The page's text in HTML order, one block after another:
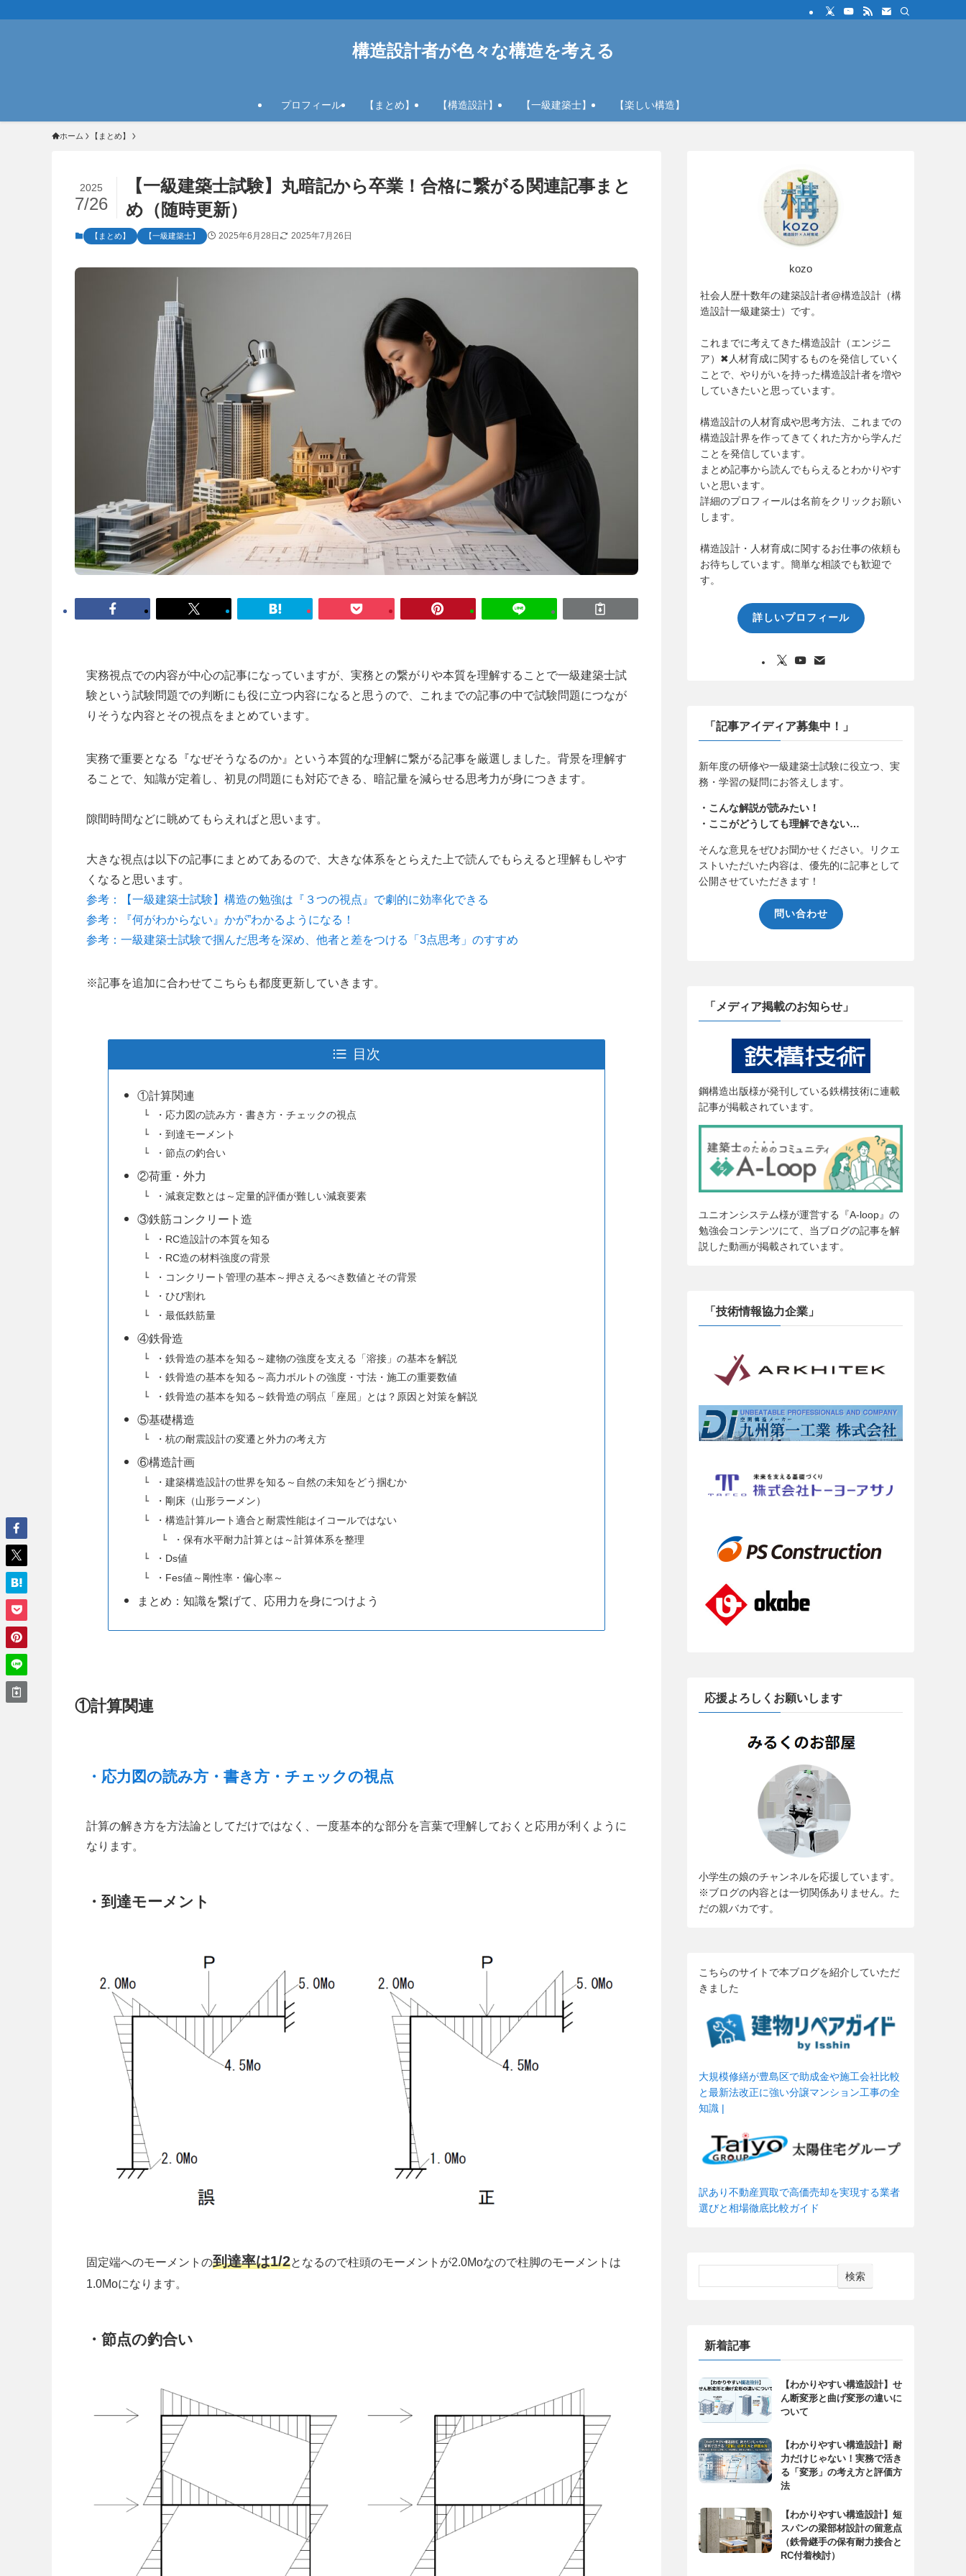
構造設計者が色々な構造を考える
プロフィール 【まとめ】 【構造設計】 【一級建築士】 【楽しい構造】
ホーム 【まとめ】
【一級建築士試験】丸暗記から卒業！合格に繋がる関連記事まと
め（随時更新）
2025
7/26
【まとめ】 【一級建築士】 2025年6月28日 2025年7月26日
実務視点での内容が中心の記事になっていますが、実務との繋がりや本質を理解することで一級建築士試
験という試験問題での判断にも役に立つ内容になると思うので、これまでの記事の中で試験問題につなが
りそうな内容とその視点をまとめています。
実務で重要となる『なぜそうなるのか』という本質的な理解に繋がる記事を厳選しました。背景を理解す
ることで、知識が定着し、初見の問題にも対応できる、暗記量を減らせる思考力が身につきます。
隙間時間などに眺めてもらえればと思います。
大きな視点は以下の記事にまとめてあるので、大きな体系をとらえた上で読んでもらえると理解もしやす
くなると思います。
参考：【一級建築士試験】構造の勉強は『３つの視点』で劇的に効率化できる
参考：『何がわからない』かが”わかるようになる！
参考：一級建築士試験で掴んだ思考を深め、他者と差をつける「3点思考」のすすめ
※記事を追加に合わせてこちらも都度更新していきます。
目次
①計算関連
・応力図の読み方・書き方・チェックの視点
・到達モーメント
・節点の釣合い
②荷重・外力
・減衰定数とは～定量的評価が難しい減衰要素
③鉄筋コンクリート造
・RC造設計の本質を知る
・RC造の材料強度の背景
・コンクリート管理の基本～押さえるべき数値とその背景
・ひび割れ
・最低鉄筋量
④鉄骨造
・鉄骨造の基本を知る～建物の強度を支える「溶接」の基本を解説
・鉄骨造の基本を知る～高力ボルトの強度・寸法・施工の重要数値
・鉄骨造の基本を知る～鉄骨造の弱点「座屈」とは？原因と対策を解説
⑤基礎構造
・杭の耐震設計の変遷と外力の考え方
⑥構造計画
・建築構造設計の世界を知る～自然の未知をどう掴むか
・剛床（山形ラーメン）
・構造計算ルート適合と耐震性能はイコールではない
・保有水平耐力計算とは～計算体系を整理
・Ds値
・Fes値～剛性率・偏心率～
まとめ：知識を繋げて、応用力を身につけよう
①計算関連
・応力図の読み方・書き方・チェックの視点
計算の解き方を方法論としてだけではなく、一度基本的な部分を言葉で理解しておくと応用が利くように
なります。
・到達モーメント
固定端へのモーメントの到達率は1/2となるので柱頭のモーメントが2.0Moなので柱脚のモーメントは
1.0Moになります。
・節点の釣合い
kozo
社会人歴十数年の建築設計者@構造設計（構
造設計一級建築士）です。
これまでに考えてきた構造設計（エンジニ
ア）✖人材育成に関するものを発信していく
ことで、やりがいを持った構造設計者を増や
していきたいと思っています。
構造設計の人材育成や思考方法、これまでの
構造設計界を作ってきてくれた方から学んだ
ことを発信しています。
まとめ記事から読んでもらえるとわかりやす
いと思います。
詳細のプロフィールは名前をクリックお願い
します。
構造設計・人材育成に関するお仕事の依頼も
お待ちしています。簡単な相談でも歓迎で
す。
詳しいプロフィール
「記事アイディア募集中！」
新年度の研修や一級建築士試験に役立つ、実
務・学習の疑問にお答えします。
・こんな解説が読みたい！
・ここがどうしても理解できない…
そんな意見をぜひお聞かせください。リクエ
ストいただいた内容は、優先的に記事として
公開させていただきます！
問い合わせ
「メディア掲載のお知らせ」
鋼構造出版様が発刊している鉄構技術に連載
記事が掲載されています。
ユニオンシステム様が運営する『A-loop』の
勉強会コンテンツにて、当ブログの記事を解
説した動画が掲載されています。
「技術情報協力企業」
応援よろしくお願いします
小学生の娘のチャンネルを応援しています。
※ブログの内容とは一切関係ありません。た
だの親バカです。
こちらのサイトで本ブログを紹介していただ
きました
大規模修繕が豊島区で助成金や施工会社比較
と最新法改正に強い分譲マンション工事の全
知識 |
訳あり不動産買取で高価売却を実現する業者
選びと相場徹底比較ガイド
検索
新着記事
【わかりやすい構造設計】せ
ん断変形と曲げ変形の違いに
ついて
【わかりやすい構造設計】耐
力だけじゃない！実務で活き
る「変形」の考え方と評価方
法
【わかりやすい構造設計】短
スパンの梁部材設計の留意点
（鉄骨継手の保有耐力接合と
RC付着検討）